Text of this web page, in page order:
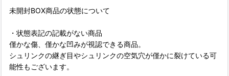
未開封BOX商品の状態について
・状態表記の記載がない商品
僅かな傷、僅かな凹みが視認できる商品。
シュリンクの継ぎ目やシュリンクの空気穴が僅かに裂けている可
能性もございます。